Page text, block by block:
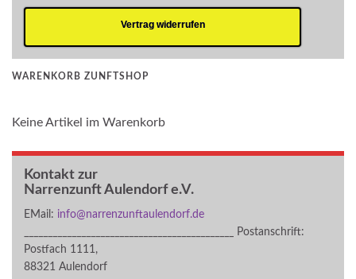
Vertrag widerrufen
WARENKORB ZUNFTSHOP
Keine Artikel im Warenkorb
Kontakt zur
Narrenzunft Aulendorf e.V.
EMail: info@narrenzunftaulendorf.de
____________________________________________ Postanschrift:
Postfach 1111,
88321 Aulendorf